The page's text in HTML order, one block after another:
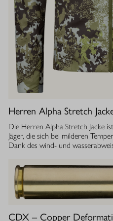
Herren Alpha Stretch
Die Herren Alpha Stretch Jacke
Jäger, die sich bei milderen
Dank des wind- und
leicht und dehnbar ist. Die
dafür, dass Sie sich unbemerkt
luftdurchlässige Isolierung
Feuchtigkeitstransport, sodass
Aktivitäten stets ein angenehmes
CDX – Copper